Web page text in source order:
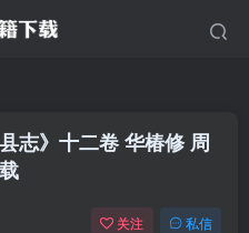
志》十二卷 华椿修 周
关注 私信